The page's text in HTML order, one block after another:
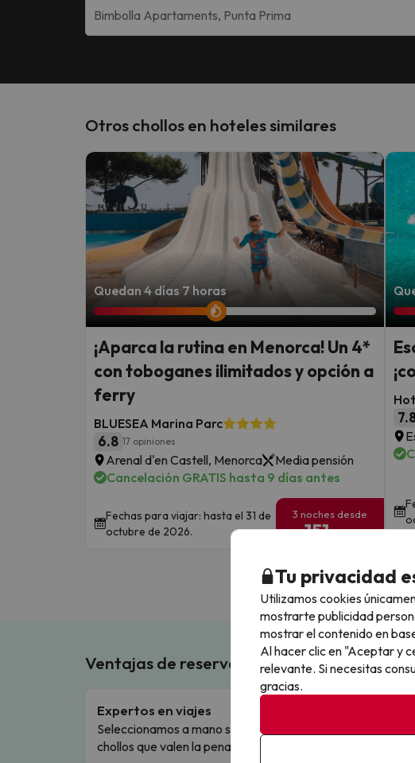
Otros chollos en hoteles similares
Quedan 4 días 7 horas
¡Aparca la rutina en Menorca! Un 4*
con toboganes ilimitados y opción a
ferry
BLUESEA Marina Parc
6.8 17 opiniones
Arenal d'en Castell, Menorca
Media pensión
Cancelación GRATIS hasta 9 días antes
Fechas para viajar: hasta el 31 de
octubre de 2026.
3 noches desde
151€
Ventajas de reservar en Buscounchollo
Expertos en viajes
Seleccionamos a mano solo los
chollos que valen la pena.
Cancela sin
Tu privacidad
Utilizamos cookies
mostrarte publicidad
mostrar el contenido en
Al hacer clic en "Aceptar y
relevante. Si necesitas
gracias.